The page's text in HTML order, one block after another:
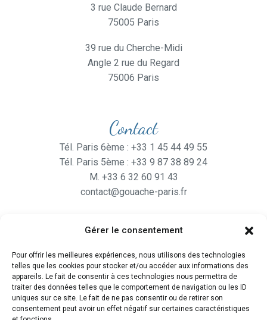
Gérer le consentement
Pour offrir les meilleures expériences, nous utilisons des technologies
telles que les cookies pour stocker et/ou accéder aux informations des
appareils. Le fait de consentir à ces technologies nous permettra de
traiter des données telles que le comportement de navigation ou les ID
uniques sur ce site. Le fait de ne pas consentir ou de retirer son
consentement peut avoir un effet négatif sur certaines caractéristiques
3 rue Claude Bernard
75005 Paris
39 rue du Cherche-Midi
Angle 2 rue du Regard
75006 Paris
Contact
Tél. Paris 6ème : +33 1 45 44 49 55
Tél. Paris 5ème : +33 9 87 38 89 24
M. +33 6 32 60 91 43
contact@gouache-paris.fr
Ouvertdu lundi au Vendredi
de 9H30 à 19H
et le Samedi de 10H à 19H